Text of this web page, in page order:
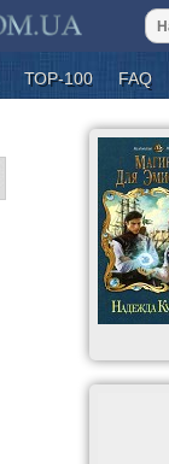
ТОР-100 FAQ